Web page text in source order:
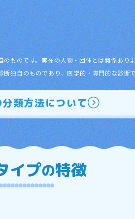
ものです。実在の人物・団体とは関係あり
独自のものであり、医学的・専門的な診断
類方法について
イプの特徴